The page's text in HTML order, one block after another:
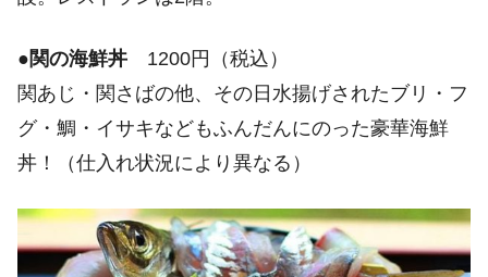
●関の海鮮丼 1200円（税込）
関あじ・関さばの他、その日水揚げされたブリ・フ
グ・鯛・イサキなどもふんだんにのった豪華海鮮
丼！（仕入れ状況により異なる）